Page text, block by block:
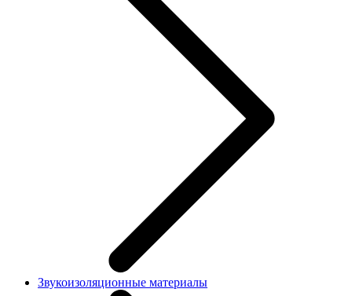
Звукоизоляционные материалы